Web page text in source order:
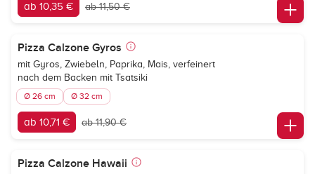
ab 10,35 € ab 11,50 €
Pizza Calzone Gyros
mit Gyros, Zwiebeln, Paprika, Mais, verfeinert
nach dem Backen mit Tsatsiki
Ø 26 cm Ø 32 cm
ab 10,71 € ab 11,90 €
Pizza Calzone Hawaii